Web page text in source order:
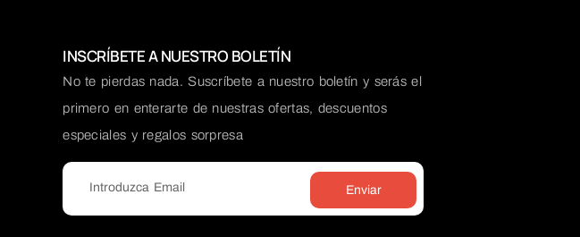
INSCRÍBETE A NUESTRO BOLETÍN
No te pierdas nada. Suscríbete a nuestro boletín y serás el
primero en enterarte de nuestras ofertas, descuentos
especiales y regalos sorpresa
Enviar